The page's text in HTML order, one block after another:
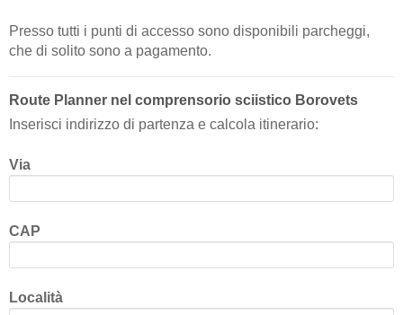
Presso tutti i punti di accesso sono disponibili parcheggi,
che di solito sono a pagamento.
Route Planner nel comprensorio sciistico Borovets
Inserisci indirizzo di partenza e calcola itinerario:
Via
CAP
Località